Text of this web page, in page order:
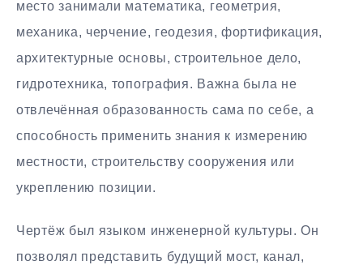
место занимали математика, геометрия,
механика, черчение, геодезия, фортификация,
архитектурные основы, строительное дело,
гидротехника, топография. Важна была не
отвлечённая образованность сама по себе, а
способность применить знания к измерению
местности, строительству сооружения или
укреплению позиции.
Чертёж был языком инженерной культуры. Он
позволял представить будущий мост, канал,